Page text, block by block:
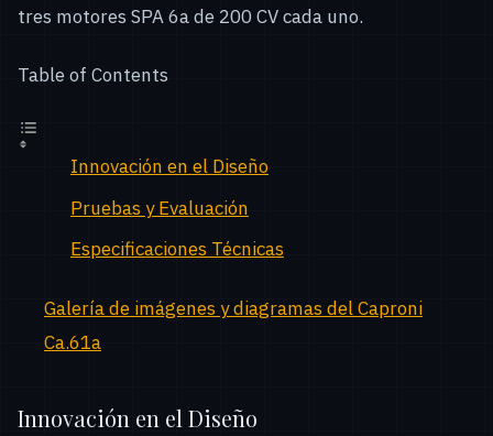
tres motores SPA 6a de 200 CV cada uno.
Table of Contents
Innovación en el Diseño
Pruebas y Evaluación
Especificaciones Técnicas
Galería de imágenes y diagramas del Caproni
Ca.61a
Innovación en el Diseño